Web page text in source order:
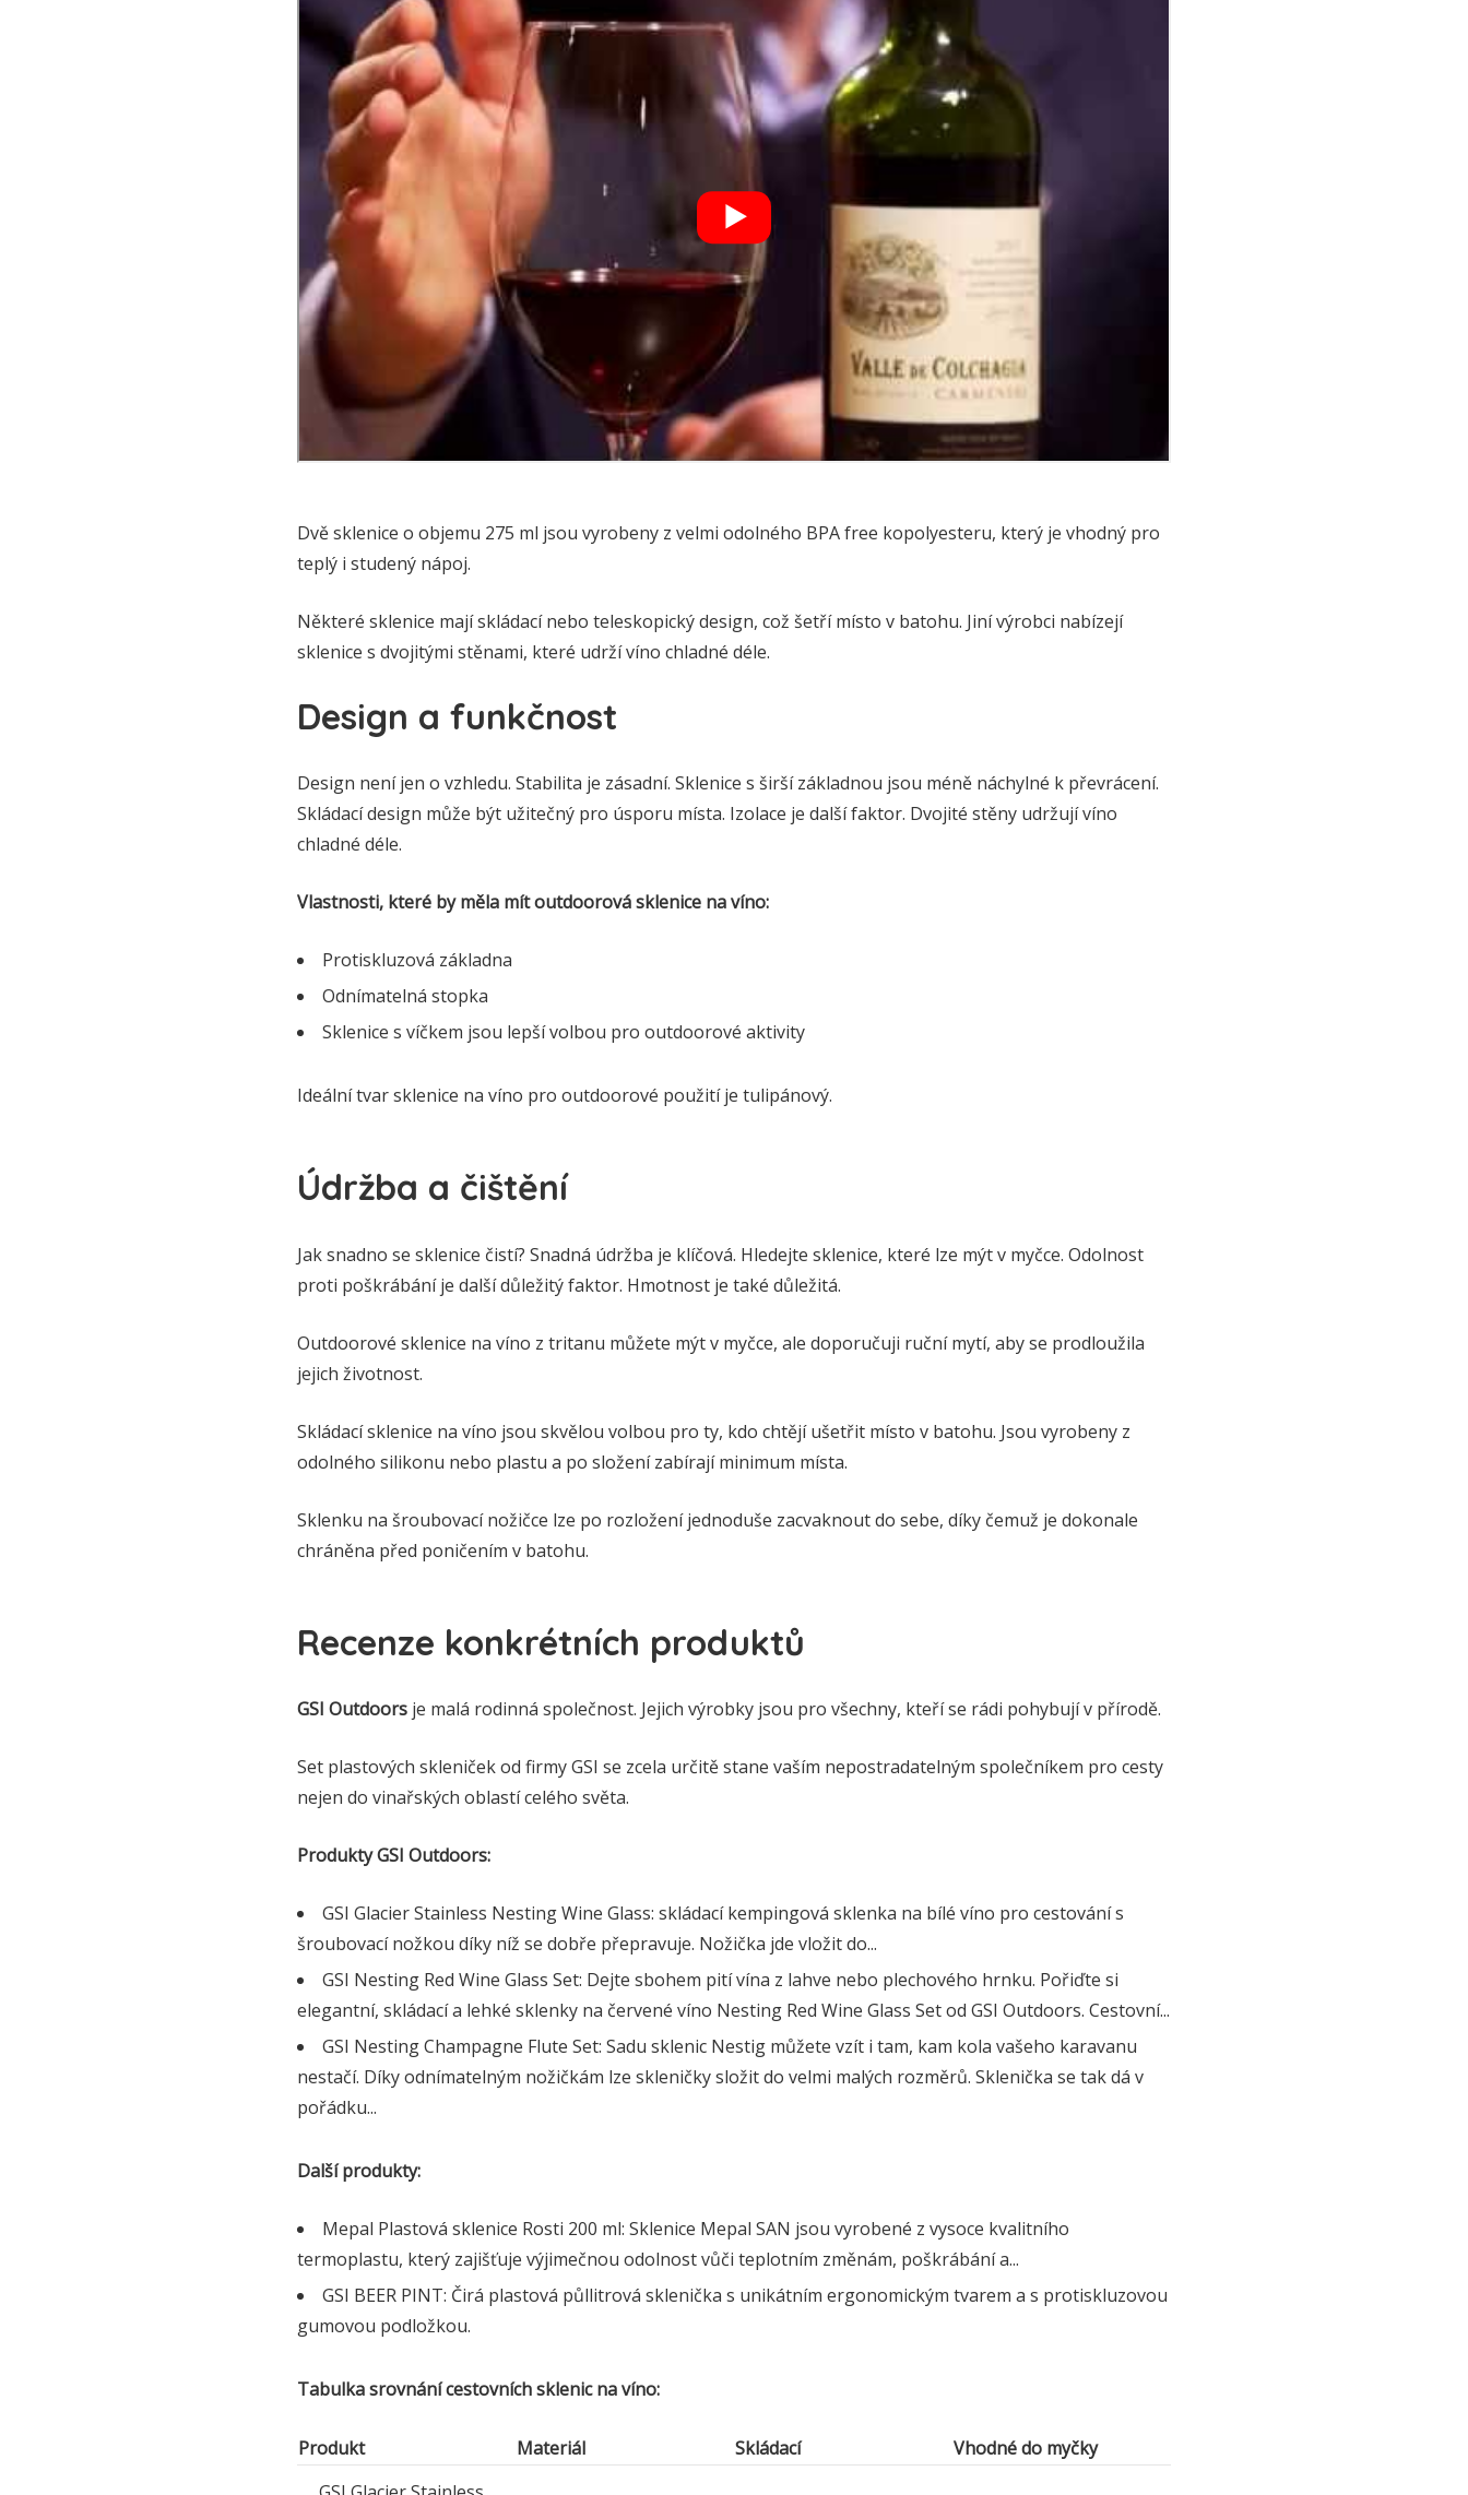
Dvě sklenice o objemu 275 ml jsou vyrobeny z velmi odolného BPA free kopolyesteru, který je vhodný pro
teplý i studený nápoj.
Některé sklenice mají skládací nebo teleskopický design, což šetří místo v batohu. Jiní výrobci nabízejí
sklenice s dvojitými stěnami, které udrží víno chladné déle.
Design a funkčnost
Design není jen o vzhledu. Stabilita je zásadní. Sklenice s širší základnou jsou méně náchylné k převrácení.
Skládací design může být užitečný pro úsporu místa. Izolace je další faktor. Dvojité stěny udržují víno
chladné déle.
Vlastnosti, které by měla mít outdoorová sklenice na víno:
Protiskluzová základna
Odnímatelná stopka
Sklenice s víčkem jsou lepší volbou pro outdoorové aktivity
Ideální tvar sklenice na víno pro outdoorové použití je tulipánový.
Údržba a čištění
Jak snadno se sklenice čistí? Snadná údržba je klíčová. Hledejte sklenice, které lze mýt v myčce. Odolnost
proti poškrábání je další důležitý faktor. Hmotnost je také důležitá.
Outdoorové sklenice na víno z tritanu můžete mýt v myčce, ale doporučuji ruční mytí, aby se prodloužila
jejich životnost.
Skládací sklenice na víno jsou skvělou volbou pro ty, kdo chtějí ušetřit místo v batohu. Jsou vyrobeny z
odolného silikonu nebo plastu a po složení zabírají minimum místa.
Sklenku na šroubovací nožičce lze po rozložení jednoduše zacvaknout do sebe, díky čemuž je dokonale
chráněna před poničením v batohu.
Recenze konkrétních produktů
GSI Outdoors je malá rodinná společnost. Jejich výrobky jsou pro všechny, kteří se rádi pohybují v přírodě.
Set plastových skleniček od firmy GSI se zcela určitě stane vaším nepostradatelným společníkem pro cesty
nejen do vinařských oblastí celého světa.
Produkty GSI Outdoors:
GSI Glacier Stainless Nesting Wine Glass: skládací kempingová sklenka na bílé víno pro cestování s
šroubovací nožkou díky níž se dobře přepravuje. Nožička jde vložit do...
GSI Nesting Red Wine Glass Set: Dejte sbohem pití vína z lahve nebo plechového hrnku. Pořiďte si
elegantní, skládací a lehké sklenky na červené víno Nesting Red Wine Glass Set od GSI Outdoors. Cestovní...
GSI Nesting Champagne Flute Set: Sadu sklenic Nestig můžete vzít i tam, kam kola vašeho karavanu
nestačí. Díky odnímatelným nožičkám lze skleničky složit do velmi malých rozměrů. Sklenička se tak dá v
pořádku...
Další produkty:
Mepal Plastová sklenice Rosti 200 ml: Sklenice Mepal SAN jsou vyrobené z vysoce kvalitního
termoplastu, který zajišťuje výjimečnou odolnost vůči teplotním změnám, poškrábání a...
GSI BEER PINT: Čirá plastová půllitrová sklenička s unikátním ergonomickým tvarem a s protiskluzovou
gumovou podložkou.
Tabulka srovnání cestovních sklenic na víno:
Produkt Materiál Skládací
Vhodné do myčky